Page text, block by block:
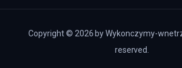
Copyright © 2026 by Wykonczymy-
reserved.